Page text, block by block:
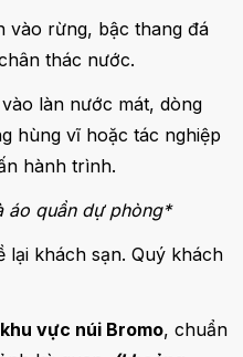
vào rừng, bậc thang đá
thác nước.
làn nước mát, dòng
hùng vĩ hoặc tác nghiệp
hành trình.
áo quần dự phòng*
lại khách sạn. Quý khách
khu vực núi Bromo, chuẩn